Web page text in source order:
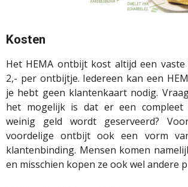
Kosten
Het HEMA ontbijt kost altijd een
2,- per ontbijtje. Iedereen kan een
je hebt geen klantenkaart nodig.
het mogelijk is dat er een
weinig geld wordt geserveerd?
voordelige ontbijt ook een vorm
klantenbinding. Mensen komen
en misschien kopen ze ook wel andere